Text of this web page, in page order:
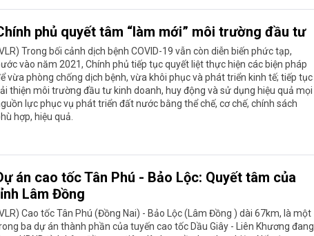
phủ quyết tâm “làm mới” môi trường đầu tư
Trong bối cảnh dịch bệnh COVID-19 vẫn còn diễn biến phức tạp,
vào năm 2021, Chính phủ tiếp tục quyết liệt thực hiện các biện pháp
vừa phòng chống dịch bệnh, vừa khôi phục và phát triển kinh tế; tiếp tục
thiện môi trường đầu tư kinh doanh, huy động và sử dụng hiệu quả mọi
lực phục vụ phát triển đất nước bằng thể chế, cơ chế, chính sách
hợp, hiệu quả.
án cao tốc Tân Phú - Bảo Lộc: Quyết tâm của
Lâm Đồng
Cao tốc Tân Phú (Đồng Nai) - Bảo Lộc (Lâm Đồng ) dài 67km, là một
ba dự án thành phần của tuyến cao tốc Dầu Giây - Liên Khương đang